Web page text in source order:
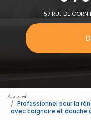
57 RUE DE
Accueil
Professionnel pour la
avec baignoire et douche